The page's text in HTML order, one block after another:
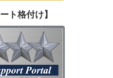
ト格付け】